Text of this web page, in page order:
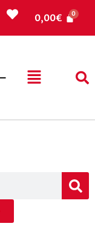
0,00€